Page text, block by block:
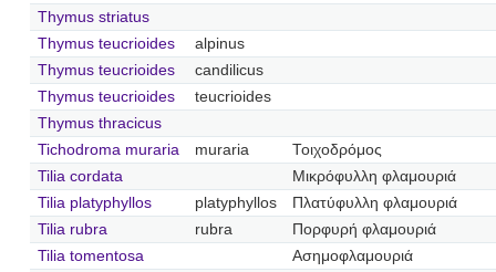
Thymus striatus
Thymus teucrioides
alpinus
Thymus teucrioides
candilicus
Thymus teucrioides
teucrioides
Thymus thracicus
Tichodroma muraria
muraria
Τοιχοδρόμος
Tilia cordata
Μικρόφυλλη φλαμουριά
Tilia platyphyllos
platyphyllos
Πλατύφυλλη φλαμουριά
Tilia rubra
rubra
Πορφυρή φλαμουριά
Tilia tomentosa
Ασημοφλαμουριά